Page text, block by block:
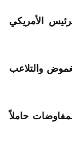
الأمريكي
والتلاعب
حاملاً